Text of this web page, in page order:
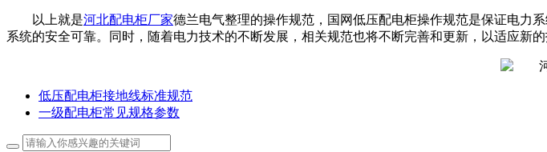
以上就是河北配电柜厂家德兰电气整理的操作规范，国网低压配电柜操作规范是保证电力
系统的安全可靠。同时，随着电力技术的不断发展，相关规范也将不断完善和更新，以适应新的
低压配电柜接地线标准规范
一级配电柜常见规格参数